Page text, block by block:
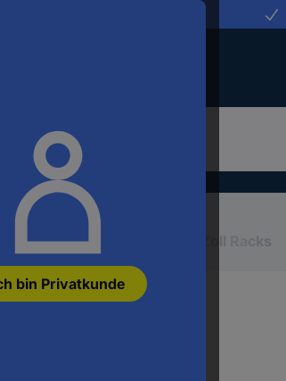
bin Privatkunde
Racks, Elektronik, Cases 19 Zoll Racks